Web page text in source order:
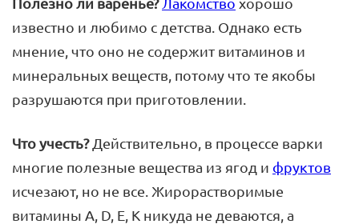
известно и любимо с детства. Однако есть
мнение, что оно не содержит витаминов и
минеральных веществ, потому что те якобы
разрушаются при приготовлении.
Что учесть? Действительно, в процессе варки
многие полезные вещества из ягод и фруктов
исчезают, но не все. Жирорастворимые
витамины A, D, E, K никуда не деваются, а